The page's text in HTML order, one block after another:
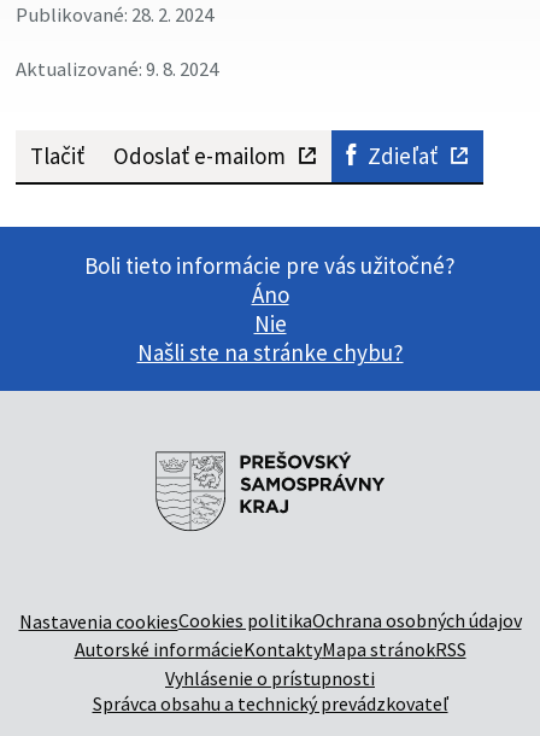
Publikované: 28. 2. 2024
Aktualizované: 9. 8. 2024
Tlačiť Odoslať e-mailom Zdieľať
Boli tieto informácie pre vás užitočné?
Áno
Nie
Našli ste na stránke chybu?
Nastavenia cookiesCookies politikaOchrana osobných údajov
Autorské informácieKontaktyMapa stránokRSS
Vyhlásenie o prístupnosti
Správca obsahu a technický prevádzkovateľ